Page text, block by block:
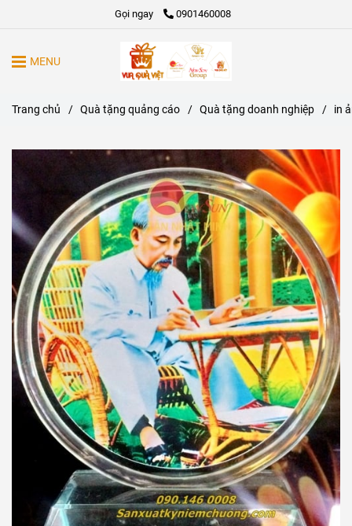
Gọi ngay 0901460008
MENU
Trang chủ / Quà tặng quảng cáo / Quà tặng doanh nghiệp / in